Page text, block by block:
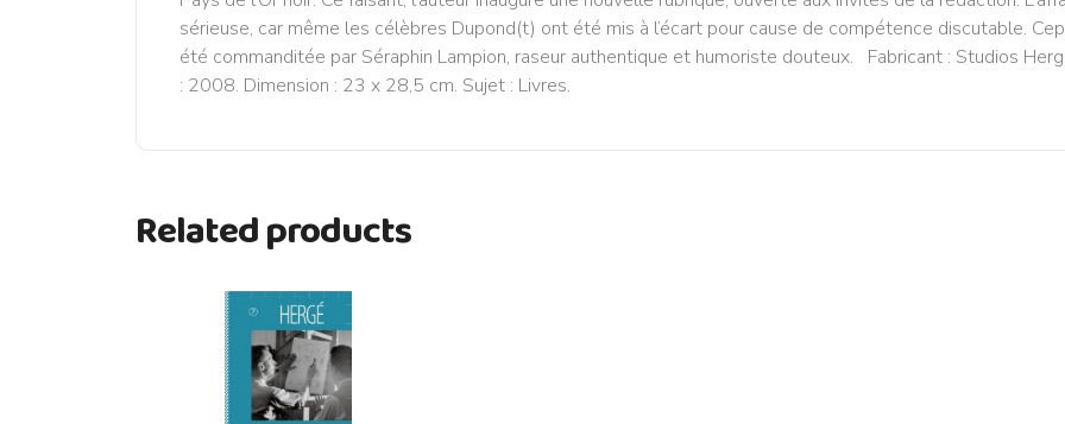
sérieuse, car même les célèbres Dupond(t) ont été mis à l’écart pour cause de compétence discutable.
été commanditée par Séraphin Lampion, raseur authentique et humoriste douteux. Fabricant : Studios
: 2008. Dimension : 23 x 28,5 cm. Sujet : Livres.
Related products